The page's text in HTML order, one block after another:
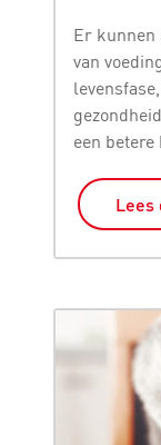
Er
van
een